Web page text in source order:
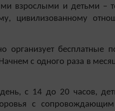
взрослыми и детьми –
цивилизованному
бесплатные
с одного раза в
с 14 до 20 часов,
с